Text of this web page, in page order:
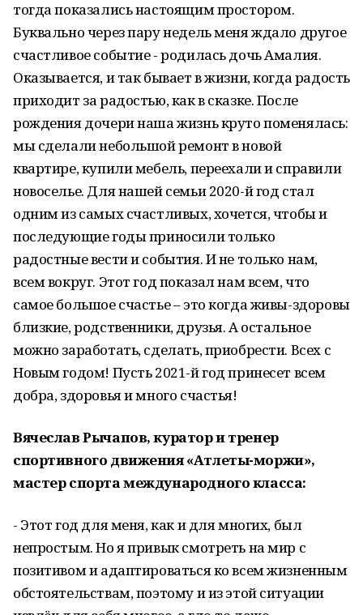
тогда показались настоящим простором.
Буквально через пару недель меня ждало другое
счастливое событие - родилась дочь Амалия.
Оказывается, и так бывает в жизни, когда радость
приходит за радостью, как в сказке. После
рождения дочери наша жизнь круто поменялась:
мы сделали небольшой ремонт в новой
квартире, купили мебель, переехали и справили
новоселье. Для нашей семьи 2020-й год стал
одним из самых счастливых, хочется, чтобы и
последующие годы приносили только
радостные вести и события. И не только нам,
всем вокруг. Этот год показал нам всем, что
самое большое счастье – это когда живы-здоровы
близкие, родственники, друзья. А остальное
можно заработать, сделать, приобрести. Всех с
Новым годом! Пусть 2021-й год принесет всем
добра, здоровья и много счастья!
Вячеслав Рычапов, куратор и тренер
спортивного движения «Атлеты-моржи»,
мастер спорта международного класса:
- Этот год для меня, как и для многих, был
непростым. Но я привык смотреть на мир с
позитивом и адаптироваться ко всем жизненным
обстоятельствам, поэтому и из этой ситуации